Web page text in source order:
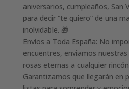
aniversarios, cumpleaños, San
para decir “te quiero” de una
inolvidable. 🎁
Envíos a Toda España: No
encuentres, enviamos
rosas eternas a cualquier
Garantizamos que llegarán en